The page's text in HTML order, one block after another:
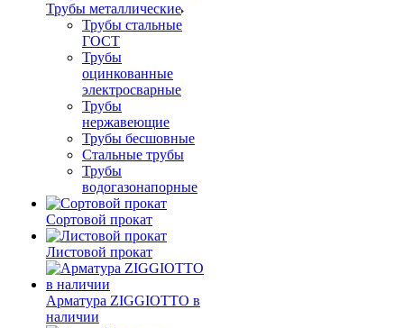
Трубы металлические
Трубы стальные
ГОСТ
Трубы
оцинкованные
электросварные
Трубы
нержавеющие
Трубы бесшовные
Стальные трубы
Трубы
водогазонапорные
Сортовой прокат
Листовой прокат
Арматура ZIGGIOTTO в
наличии